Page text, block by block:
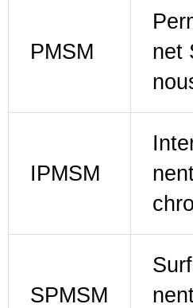
PMSM
net
IPMSM
SPMSM